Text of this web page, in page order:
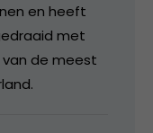
en heeft
met
van de meest